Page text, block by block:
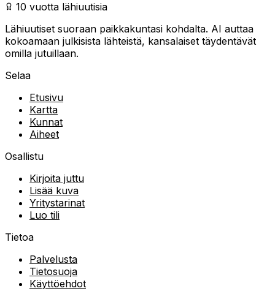
10 vuotta lähiuutisia
Lähiuutiset suoraan paikkakuntasi kohdalta. AI auttaa
kokoamaan julkisista lähteistä, kansalaiset täydentävät
omilla jutuillaan.
Selaa
Etusivu
Kartta
Kunnat
Aiheet
Osallistu
Kirjoita juttu
Lisää kuva
Yritystarinat
Luo tili
Tietoa
Palvelusta
Tietosuoja
Käyttöehdot